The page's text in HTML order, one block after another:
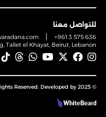
للتواصل معنا
+961 3 575 636
Tallet el Khayat, Beirut, Lebanon
© 2025 WARADANA All Rights Reserved. Developed by